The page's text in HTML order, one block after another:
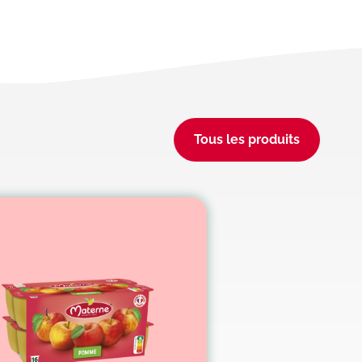
Tous les produits